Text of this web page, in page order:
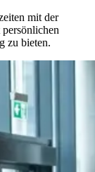
mit der
zu bieten.